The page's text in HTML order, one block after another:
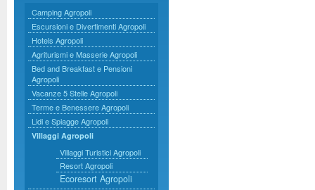
Camping Agropoli
Escursioni e Divertimenti Agropoli
Hotels Agropoli
Agriturismi e Masserie Agropoli
Bed and Breakfast e Pensioni
Agropoli
Vacanze 5 Stelle Agropoli
Terme e Benessere Agropoli
Lidi e Spiagge Agropoli
Villaggi Agropoli
Villaggi Turistici Agropoli
Resort Agropoli
Ecoresort Agropoli